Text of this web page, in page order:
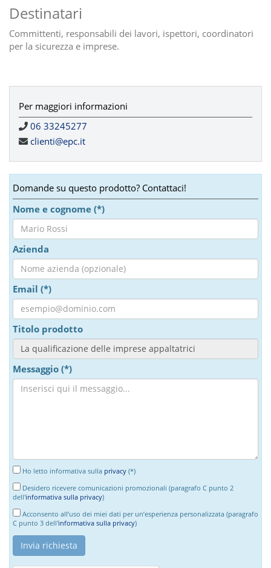
Destinatari
Committenti, responsabili dei lavori, ispettori, coordinatori
per la sicurezza e imprese.
Per maggiori informazioni
06 33245277
clienti@epc.it
Domande su questo prodotto? Contattaci!
Nome e cognome (*)
Azienda
Email (*)
Titolo prodotto
Messaggio (*)
Ho letto informativa sulla privacy (*)
Desidero ricevere comunicazioni promozionali (paragrafo C punto 2
dell'informativa sulla privacy)
Acconsento all’uso dei miei dati per un’esperienza personalizzata (paragrafo
C punto 3 dell'informativa sulla privacy)